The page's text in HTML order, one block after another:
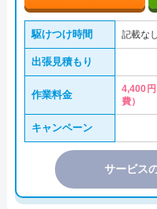
駆けつけ時間 記載なし
出張見積もり
作業料金
4,400
費）
キャンペーン
サービス